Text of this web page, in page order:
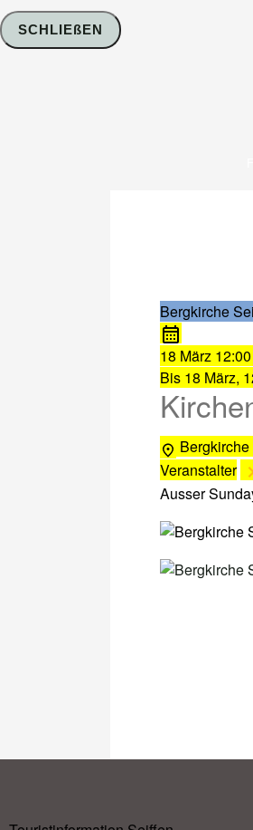
Bergkirche
18 März 12:00
Bis 18 März,
Veranstalter
Ausser
SCHLIEßEN